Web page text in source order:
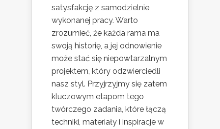
satysfakcję z samodzielnie
wykonanej pracy. Warto
zrozumieć, że każda rama ma
swoją historię, a jej odnowienie
może stać się niepowtarzalnym
projektem, który odzwierciedli
nasz styl. Przyjrzyjmy się zatem
kluczowym etapom tego
twórczego zadania, które łączą
techniki, materiały i inspiracje w